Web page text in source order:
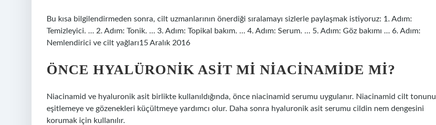
Bu kısa bilgilendirmeden sonra, cilt uzmanlarının önerdiği sıralamayı sizlerle paylaşmak istiyoruz: 1. Adım:
Temizleyici. … 2. Adım: Tonik. … 3. Adım: Topikal bakım. … 4. Adım: Serum. … 5. Adım: Göz bakımı … 6. Adım:
Nemlendirici ve cilt yağları15 Aralık 2016
ÖNCE HYALÜRONIK ASIT MI NIACINAMIDE MI?
Niacinamid ve hyaluronik asit birlikte kullanıldığında, önce niacinamid serumu uygulanır. Niacinamid cilt tonunu
eşitlemeye ve gözenekleri küçültmeye yardımcı olur. Daha sonra hyaluronik asit serumu cildin nem dengesini
korumak için kullanılır.